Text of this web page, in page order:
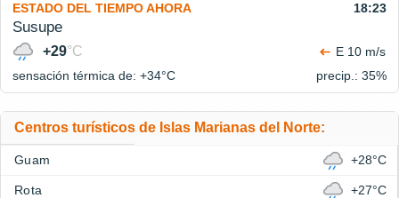
ESTADO DEL TIEMPO AHORA 18:23
Susupe
+29°C
E 10 m/s
sensación térmica de: +34°C precip.: 35%
Centros turísticos de Islas Marianas del Norte:
Guam +28°C
Rota +27°C